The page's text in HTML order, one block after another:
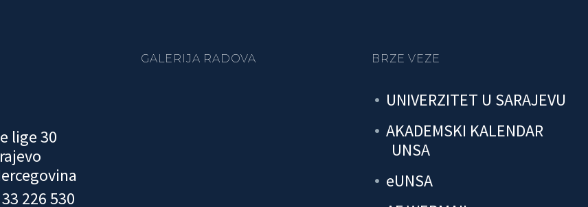
lige 30
226 530
GALERIJA RADOVA BRZE VEZE
UNIVERZITET U SARAJEVU
AKADEMSKI KALENDAR
UNSA
eUNSA